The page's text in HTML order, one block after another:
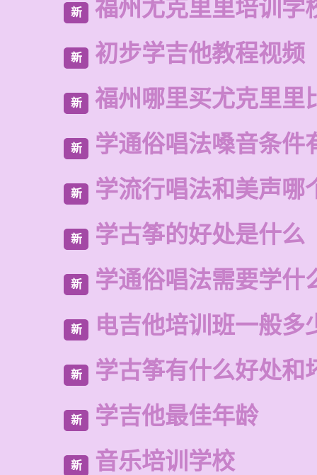
新 福州尤克里里培训学
新 初步学吉他教程视频
新 福州哪里买尤克里里
新 学通俗唱法嗓音条件
新 学流行唱法和美声哪
新 学古筝的好处是什么
新 学通俗唱法需要学什
新 电吉他培训班一般多
新 学古筝有什么好处和
新 学吉他最佳年龄
新 音乐培训学校